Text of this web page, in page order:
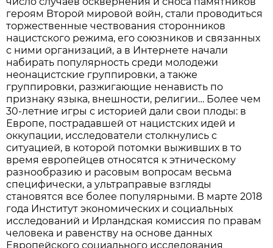
героям Второй мировой войн, стали проводиться
торжественные чествования сторонников
нацистского режима, его союзников и связанных
с ними организаций, а в Интернете начали
набирать популярность среди молодежи
неонацистские группировки, а также
группировки, разжигающие ненависть по
признаку языка, внешности, религии… Более чем
30-летние игры с историей дали свои плоды: в
Европе, пострадавшей от нацистских идей и
оккупации, исследователи столкнулись с
ситуацией, в которой потомки выживших в то
время европейцев относятся к этническому
разнообразию и расовым вопросам весьма
специфически, а ультраправые взгляды
становятся все более популярными. В марте 2018
года Институт экономических и социальных
исследований и Ирландская комиссия по правам
человека и равенству на основе данных
Европейского социального исследования